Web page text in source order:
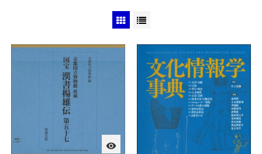
visibility